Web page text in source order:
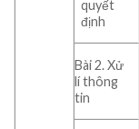
quyết
định
Bài 2. Xử
lí thông
tin